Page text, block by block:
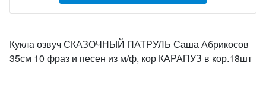
Кукла озвуч СКАЗОЧНЫЙ ПАТРУЛЬ Саша Абрикосов
35см 10 фраз и песен из м/ф, кор КАРАПУЗ в кор.18шт